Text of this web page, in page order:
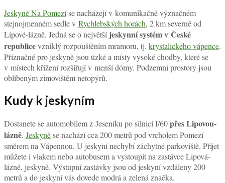
Jeskyně Na Pomezíse nacházejí v komunikačně význačném
stejnojmenném sedle v Rychlebských horách, 2 km severně od
Lipové-lázně. Jedná se o největšíjeskynní systém v České
republicevzniklý rozpouštěním mramoru, tj. krystalického vápence.
Příznačné pro jeskyně jsou úzké a místy vysoké chodby, které se
v místech křížení rozšiřují v menší dómy. Podzemní prostory jsou
oblíbeným zimovištěm netopýrů.
Kudy k jeskyním
Dostanete se automobilem z Jeseníku po silnici I/60přes Lipovou-
lázně. Jeskyněse nachází cca 200 metrů pod vrcholem Pomezí
směrem na Vápennou. U jeskyní nechybí záchytné parkoviště. Přijet
můžete i vlakem nebo autobusem a vystoupit na zastávce Lipová-
lázně, jeskyně. Výstupní zastávky jsou od jeskyní vzdáleny 200
metrů a do jeskyní vás dovede modrá a zelená značka.